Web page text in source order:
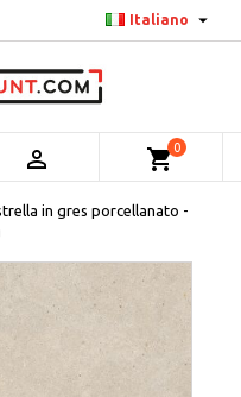
Italiano 
 shopping_cart0
in gres porcellanato -